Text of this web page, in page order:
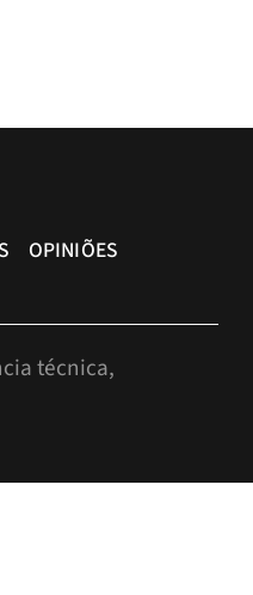
OPINIÕES
técnica,